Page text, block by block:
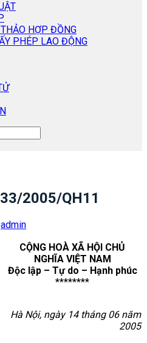
HỢP ĐỒNG
PHÉP LAO ĐỘNG
2005/QH11
admin
CỘNG HOÀ XÃ HỘI CHỦ
NGHĨA VIỆT NAM
Độc lập – Tự do – Hạnh phúc
********
Hà Nội, ngày 14 tháng 06 năm
2005